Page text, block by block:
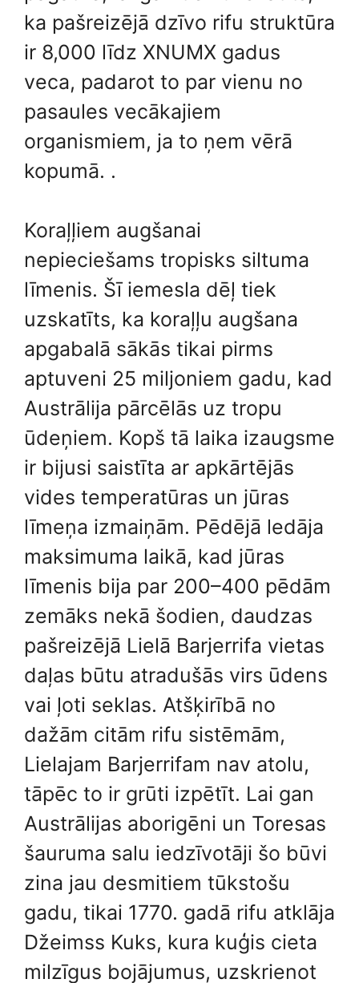
ka pašreizējā dzīvo rifu struktūra
ir 8,000 līdz XNUMX gadus
veca, padarot to par vienu no
pasaules vecākajiem
organismiem, ja to ņem vērā
kopumā. .
Koraļļiem augšanai
nepieciešams tropisks siltuma
līmenis. Šī iemesla dēļ tiek
uzskatīts, ka koraļļu augšana
apgabalā sākās tikai pirms
aptuveni 25 miljoniem gadu, kad
Austrālija pārcēlās uz tropu
ūdeņiem. Kopš tā laika izaugsme
ir bijusi saistīta ar apkārtējās
vides temperatūras un jūras
līmeņa izmaiņām. Pēdējā ledāja
maksimuma laikā, kad jūras
līmenis bija par 200–400 pēdām
zemāks nekā šodien, daudzas
pašreizējā Lielā Barjerrifa vietas
daļas būtu atradušās virs ūdens
vai ļoti seklas. Atšķirībā no
dažām citām rifu sistēmām,
Lielajam Barjerrifam nav atolu,
tāpēc to ir grūti izpētīt. Lai gan
Austrālijas aborigēni un Toresas
šauruma salu iedzīvotāji šo būvi
zina jau desmitiem tūkstošu
gadu, tikai 1770. gadā rifu atklāja
Džeimss Kuks, kura kuģis cieta
milzīgus bojājumus, uzskrienot